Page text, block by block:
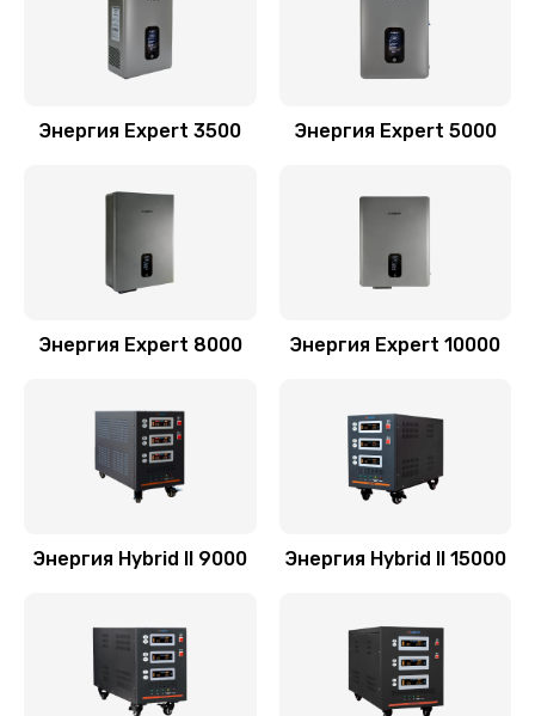
Энергия Expert 3500 Энергия Expert 5000
Энергия Expert 8000 Энергия Expert 10000
Энергия Hybrid II 9000 Энергия Hybrid II 15000